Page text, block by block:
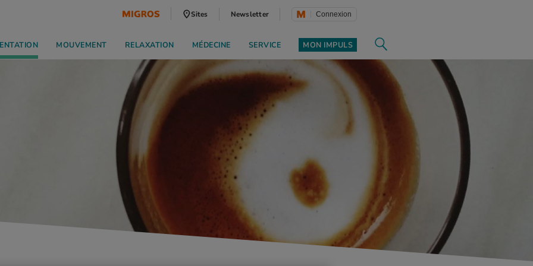
Sites Newsletter Connexion
MOUVEMENT RELAXATION MÉDECINE SERVICE MON IMPULS